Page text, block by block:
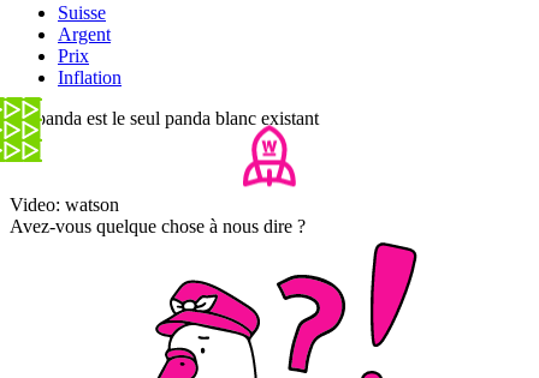
Suisse
Argent
Prix
Inflation
Ce panda est le seul panda blanc existant
Video: watson
Avez-vous quelque chose à nous dire ?